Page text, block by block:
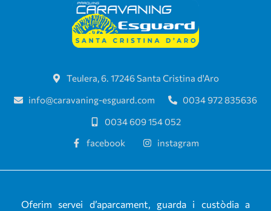
Teulera, 6. 17246 Santa Cristina d'Aro
info@caravaning-esguard.com
0034 972 835636
0034 609 154 052
facebook
instagram
Oferim servei d’aparcament, guarda i custòdia a